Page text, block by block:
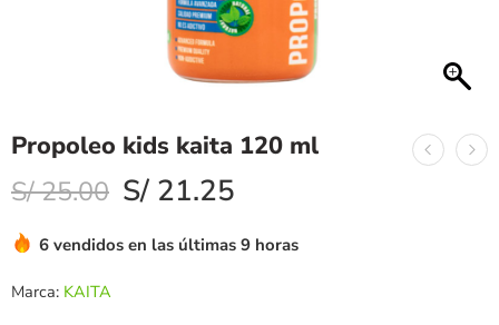
Propoleo kids kaita 120 ml
S/25.00 S/ 21.25
6 vendidos en las últimas 9 horas
Marca: KAITA